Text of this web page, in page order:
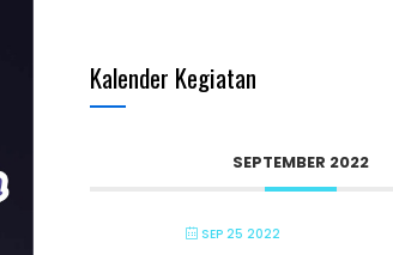
Kalender Kegiatan
SEPTEMBER 2022
SEP 25 2022